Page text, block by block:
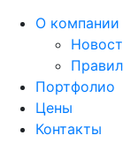
О компании
Портфолио
Цены
Контакты